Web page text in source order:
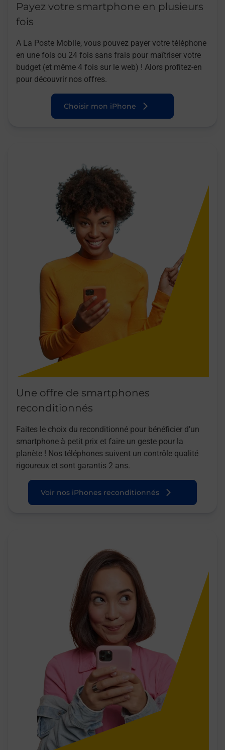
Payez votre smartphone en plusieurs
fois
A La Poste Mobile, vous pouvez payer votre téléphone
en une fois ou 24 fois sans frais pour maîtriser votre
budget (et même 4 fois sur le web) ! Alors profitez-en
pour découvrir nos offres.
Choisir mon iPhone
Une offre de smartphones
reconditionnés
Faites le choix du reconditionné pour bénéficier d’un
smartphone à petit prix et faire un geste pour la
planète ! Nos téléphones suivent un contrôle qualité
rigoureux et sont garantis 2 ans.
Voir nos iPhones reconditionnés